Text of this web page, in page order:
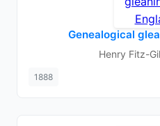
Genealogical
Henry Fitz-
1888